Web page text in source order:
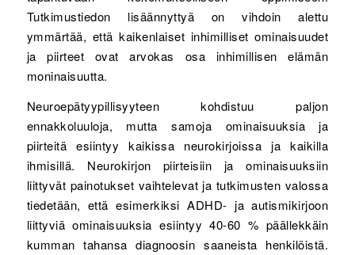
Tutkimustiedon lisäännyttyä on vihdoin alettu
ymmärtää, että kaikenlaiset inhimilliset ominaisuudet
ja piirteet ovat arvokas osa inhimillisen elämän
moninaisuutta.
Neuroepätyypillisyyteen kohdistuu paljon
ennakkoluuloja, mutta samoja ominaisuuksia ja
piirteitä esiintyy kaikissa neurokirjoissa ja kaikilla
ihmisillä. Neurokirjon piirteisiin ja ominaisuuksiin
liittyvät painotukset vaihtelevat ja tutkimusten valossa
tiedetään, että esimerkiksi ADHD- ja autismikirjoon
liittyviä ominaisuuksia esiintyy 40-60 % päällekkäin
kumman tahansa diagnoosin saaneista henkilöistä.